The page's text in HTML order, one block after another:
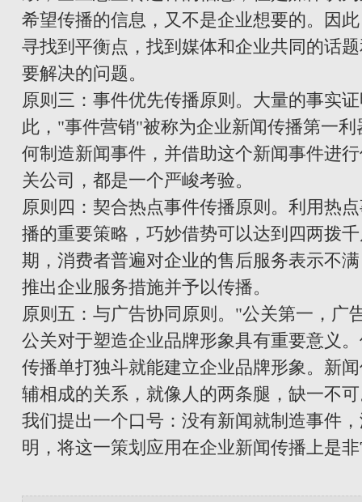
希望传播的信息，又不是企业想要的。因
寻找到平衡点，找到媒体和企业共同的话
要解决的问题。
原则三：事件优先传播原则。大量的事实
此，"事件营销"被称为企业新闻传播第一
何制造新闻事件，并借助这个新闻事件进
关公司，都是一个严峻考验。
原则四：契合热点事件传播原则。利用热
播的重要策略，巧妙借势可以达到四两拨
期，消费者普遍对企业的售后服务表示不
推出企业服务措施并予以传播。
原则五：与广告协同原则。"公关第一，广
公关对于塑造企业品牌形象具有重要意义
传播单打独斗就能建立企业品牌形象。新
辅相成的关系，就像人的两条腿，缺一不
我们提出一个口号：没有新闻就制造事件
明，将这一策划应用在企业新闻传播上是